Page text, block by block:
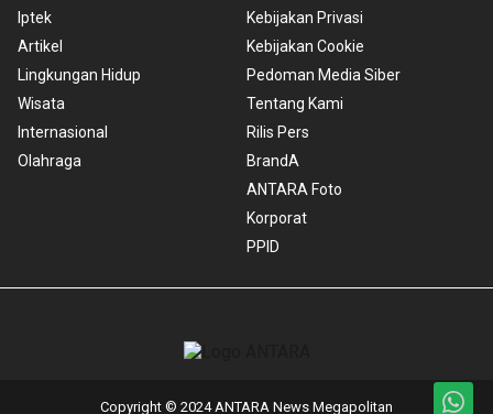
Iptek
Artikel
Lingkungan Hidup
Wisata
Internasional
Olahraga
Kebijakan Privasi
Kebijakan Cookie
Pedoman Media Siber
Tentang Kami
Rilis Pers
BrandA
ANTARA Foto
Korporat
PPID
Copyright © 2024 ANTARA News Megapolitan